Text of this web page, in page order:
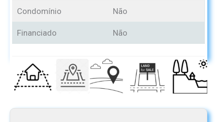
Condomínio Não
Financiado Não